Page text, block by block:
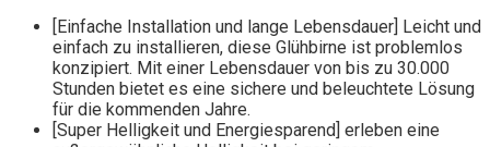
[Einfache Installation und lange Lebensdauer] Leicht und
einfach zu installieren, diese Glühbirne ist problemlos
konzipiert. Mit einer Lebensdauer von bis zu 30.000
Stunden bietet es eine sichere und beleuchtete Lösung
für die kommenden Jahre.
[Super Helligkeit und Energiesparend] erleben eine